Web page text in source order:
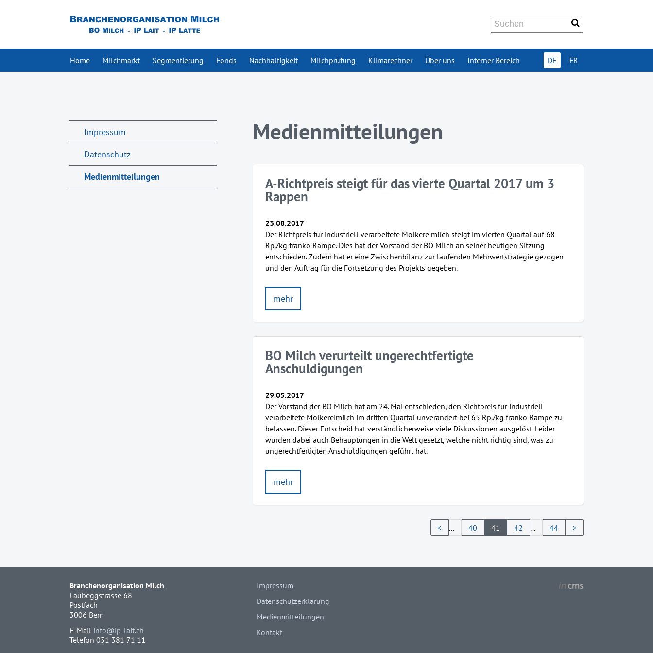
Home Milchmarkt Segmentierung Fonds Nachhaltigkeit Milchprüfung Klimarechner Über uns Interner Bereich DE FR
Medienmitteilungen
A-Richtpreis steigt für das vierte Quartal 2017 um 3
Rappen
23.08.2017
Der Richtpreis für industriell verarbeitete Molkereimilch steigt im vierten Quartal auf 68
Rp./kg franko Rampe. Dies hat der Vorstand der BO Milch an seiner heutigen Sitzung
entschieden. Zudem hat er eine Zwischenbilanz zur laufenden Mehrwertstrategie gezogen
und den Auftrag für die Fortsetzung des Projekts gegeben.
mehr
BO Milch verurteilt ungerechtfertigte
Anschuldigungen
29.05.2017
Der Vorstand der BO Milch hat am 24. Mai entschieden, den Richtpreis für industriell
verarbeitete Molkereimilch im dritten Quartal unverändert bei 65 Rp./kg franko Rampe zu
belassen. Dieser Entscheid hat verständlicherweise viele Diskussionen ausgelöst. Leider
wurden dabei auch Behauptungen in die Welt gesetzt, welche nicht richtig sind, was zu
ungerechtfertigten Anschuldigungen geführt hat.
mehr
< ... 40 41 42 ... 44 >
Impressum
Datenschutz
Medienmitteilungen
Branchenorganisation Milch
Laubeggstrasse 68
Postfach
3006 Bern
E-Mail info@ip-lait.ch
Telefon 031 381 71 11
Impressum
Datenschutzerklärung
Medienmitteilungen
Kontakt